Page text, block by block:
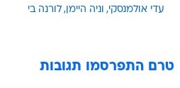
עדי אולמנסקי וניה היימן לורנה בי
טרם התפרסמו תגובות